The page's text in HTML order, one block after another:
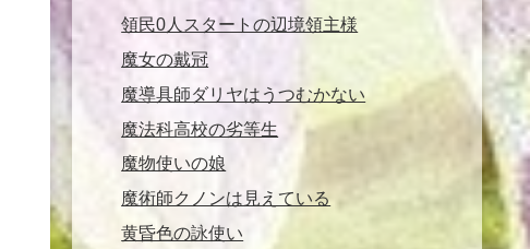
領民0人スタートの辺境領主様
魔女の戴冠
魔導具師ダリヤはうつむかない
魔法科高校の劣等生
魔物使いの娘
魔術師クノンは見えている
黄昏色の詠使い